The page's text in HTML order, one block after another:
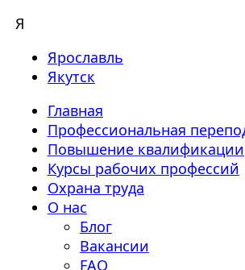
Я
Ярославль
Якутск
Главная
Профессиональная
Повышение квалификации
Курсы рабочих профессий
Охрана труда
О нас
Блог
Вакансии
FAQ